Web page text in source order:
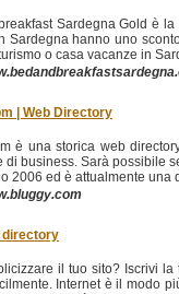
Sardegna Gold è
Sardegna hanno uno
o casa vacanze in
| Web Directory
è una storica web
di business. Sarà possibile
2006 ed è attualmente una
directory
il tuo sito? Iscrivi
Internet è il modo